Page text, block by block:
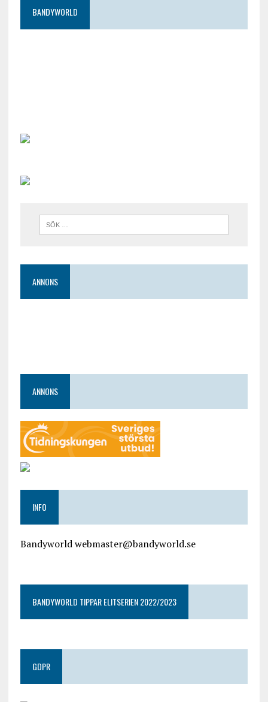
BANDYWORLD
ANNONS
ANNONS
INFO
Bandyworld webmaster@bandyworld.se
BANDYWORLD TIPPAR ELITSERIEN 2022/2023
GDPR